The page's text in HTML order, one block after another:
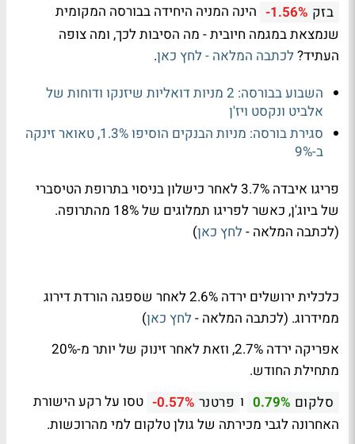
בזק -1.56% הינה המניה היחידה בבורסה המקומית
שנמצאת במגמה חיובית - מה הסיבות לכך, ומה צופה
העתיד? לכתבה המלאה - לחץ כאן.
השבוע בבורסה: 2 מניות דואליות שיזנקו ודוחות של
אלביט ונקסט ויז'ן
סגירת בורסה: מניות הבנקים הוסיפו 1.3%, טאואר זינקה
ב-9%
פריגו איבדה 3.7% לאחר כישלון בניסוי בתרופת הטיסברי
של ביוג'ן, כאשר לפריגו תמלוגים של 18% מהתרופה.
(לכתבה המלאה - לחץ כאן)
כלכלית ירושלים ירדה 2.6% לאחר שספגה הורדת דירוג
ממידרוג. (לכתבה המלאה - לחץ כאן)
אפריקה ירדה 2.7%, וזאת לאחר זינוק של יותר מ-20%
מתחילת החודש.
סלקום 0.79% ו פרטנר -0.57% טסו על רקע הישורת
האחרונה לגבי מכירתה של גולן טלקום למי מהרוכשות.